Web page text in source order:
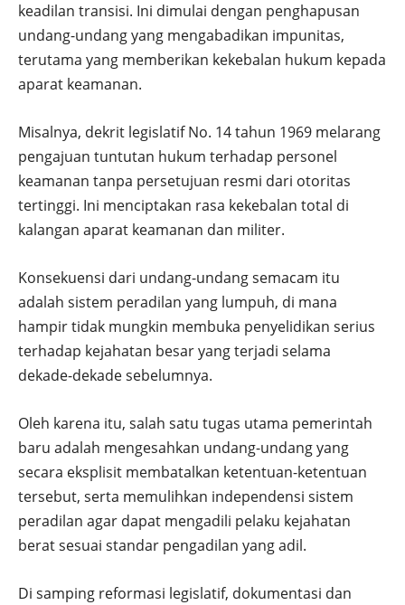
keadilan transisi. Ini dimulai dengan penghapusan
undang-undang yang mengabadikan impunitas,
terutama yang memberikan kekebalan hukum kepada
aparat keamanan.
Misalnya, dekrit legislatif No. 14 tahun 1969 melarang
pengajuan tuntutan hukum terhadap personel
keamanan tanpa persetujuan resmi dari otoritas
tertinggi. Ini menciptakan rasa kekebalan total di
kalangan aparat keamanan dan militer.
Konsekuensi dari undang-undang semacam itu
adalah sistem peradilan yang lumpuh, di mana
hampir tidak mungkin membuka penyelidikan serius
terhadap kejahatan besar yang terjadi selama
dekade-dekade sebelumnya.
Oleh karena itu, salah satu tugas utama pemerintah
baru adalah mengesahkan undang-undang yang
secara eksplisit membatalkan ketentuan-ketentuan
tersebut, serta memulihkan independensi sistem
peradilan agar dapat mengadili pelaku kejahatan
berat sesuai standar pengadilan yang adil.
Di samping reformasi legislatif, dokumentasi dan